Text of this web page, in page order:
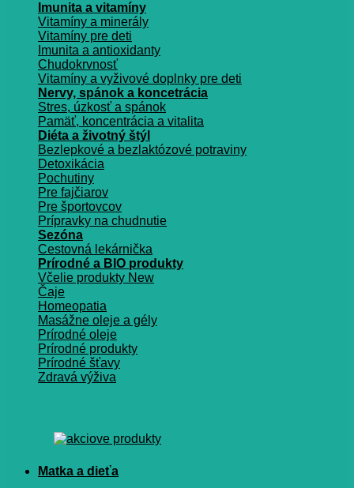
Imunita a vitamíny
Vitamíny a minerály
Vitamíny pre deti
Imunita a antioxidanty
Chudokrvnosť
Vitamíny a vyživové doplnky pre deti
Nervy, spánok a koncetrácia
Stres, úzkosť a spánok
Pamäť, koncentrácia a vitalita
Diéta a životný štýl
Bezlepkové a bezlaktózové potraviny
Detoxikácia
Pochutiny
Pre fajčiarov
Pre športovcov
Prípravky na chudnutie
Sezóna
Cestovná lekárnička
Prírodné a BIO produkty
Včelie produkty
Čaje
Homeopatia
Masážne oleje a gély
Prírodné oleje
Prírodné produkty
Prírodné šťavy
Zdravá výživa
Matka a dieťa